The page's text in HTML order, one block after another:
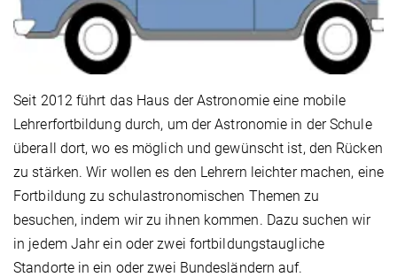
Seit 2012 führt das Haus der Astronomie eine mobile
Lehrerfortbildung durch, um der Astronomie in der Schule
überall dort, wo es möglich und gewünscht ist, den Rücken
zu stärken. Wir wollen es den Lehrern leichter machen, eine
Fortbildung zu schulastronomischen Themen zu
besuchen, indem wir zu ihnen kommen. Dazu suchen wir
in jedem Jahr ein oder zwei fortbildungstaugliche
Standorte in ein oder zwei Bundesländern auf.